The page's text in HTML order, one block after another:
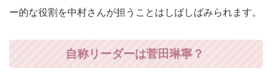
ー的な役割を中村さんが担うことはしばしばみられます。
自称リーダーは菅田琳寧？